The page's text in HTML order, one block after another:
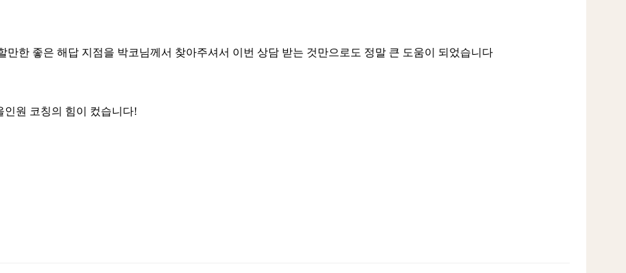
만한 좋은 해답 지점을 박코님께서 찾아주셔서 이번 상담 받는 것만으로도 정말 큰 도움이 되었습니다
인원 코칭의 힘이 컸습니다!